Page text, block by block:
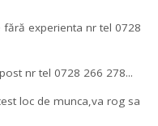
experienta nr tel 0728
nr tel 0728 266 278...
loc de munca,va rog sa